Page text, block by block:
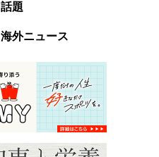
話題
海外ニュース